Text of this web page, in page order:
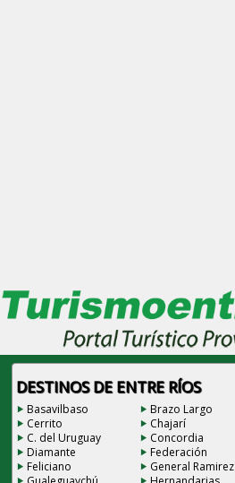
DESTINOS DE ENTRE RÍOS
Basavilbaso Brazo Largo
Cerrito
Chajarí
C. del Uruguay
Concordia
Diamante
Federación
Feliciano
General Ramirez